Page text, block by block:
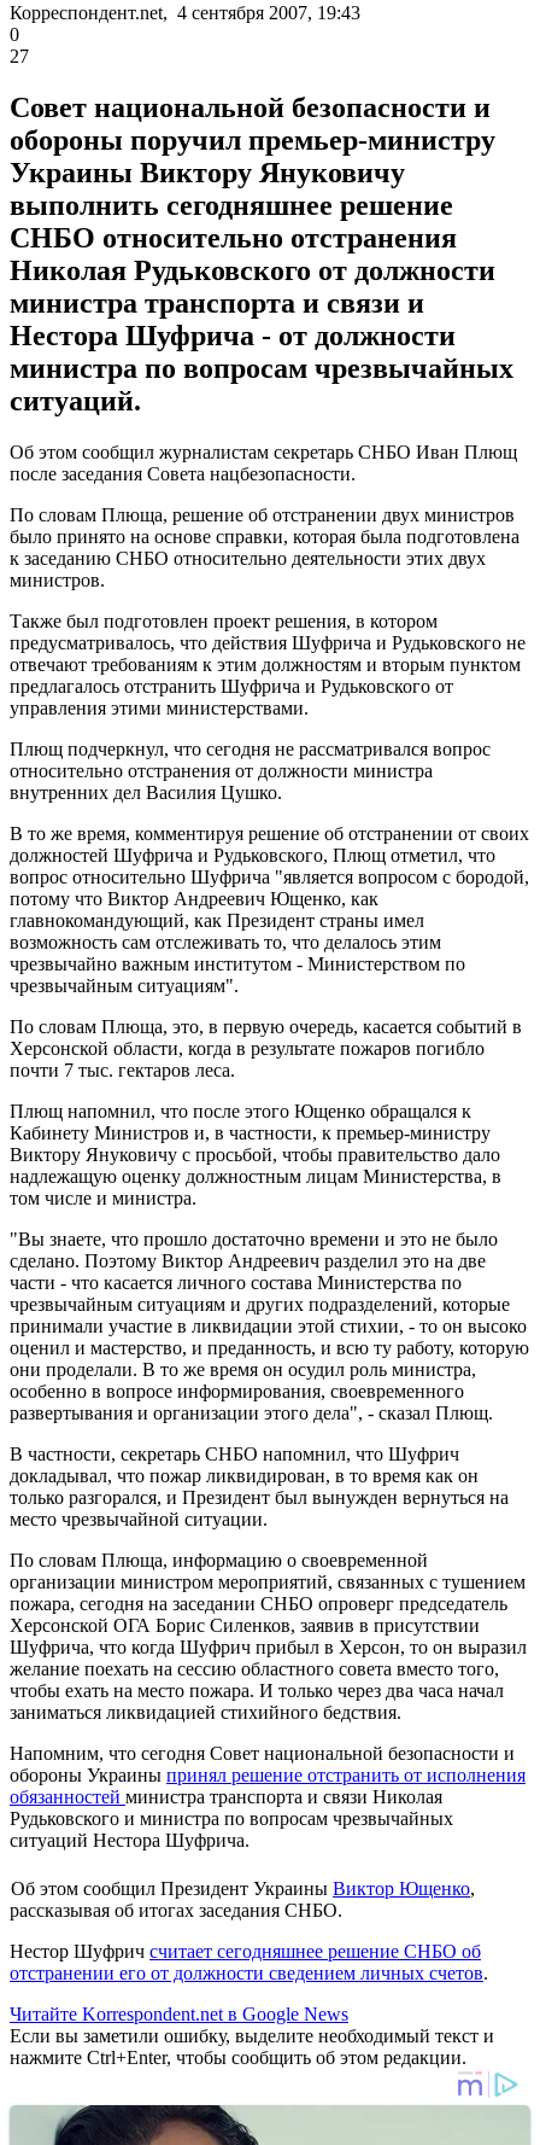
Корреспондент.net, 4 сентября 2007, 19:43
0
27
Совет национальной безопасности и
обороны поручил премьер-министру
Украины Виктору Януковичу
выполнить сегодняшнее решение
СНБО относительно отстранения
Николая Рудьковского от должности
министра транспорта и связи и
Нестора Шуфрича - от должности
министра по вопросам чрезвычайных
ситуаций.
Об этом сообщил журналистам секретарь СНБО Иван Плющ
после заседания Совета нацбезопасности.
По словам Плюща, решение об отстранении двух министров
было принято на основе справки, которая была подготовлена
к заседанию СНБО относительно деятельности этих двух
министров.
Также был подготовлен проект решения, в котором
предусматривалось, что действия Шуфрича и Рудьковского не
отвечают требованиям к этим должностям и вторым пунктом
предлагалось отстранить Шуфрича и Рудьковского от
управления этими министерствами.
Плющ подчеркнул, что сегодня не рассматривался вопрос
относительно отстранения от должности министра
внутренних дел Василия Цушко.
В то же время, комментируя решение об отстранении от своих
должностей Шуфрича и Рудьковского, Плющ отметил, что
вопрос относительно Шуфрича "является вопросом с бородой,
потому что Виктор Андреевич Ющенко, как
главнокомандующий, как Президент страны имел
возможность сам отслеживать то, что делалось этим
чрезвычайно важным институтом - Министерством по
чрезвычайным ситуациям".
По словам Плюща, это, в первую очередь, касается событий в
Херсонской области, когда в результате пожаров погибло
почти 7 тыс. гектаров леса.
Плющ напомнил, что после этого Ющенко обращался к
Кабинету Министров и, в частности, к премьер-министру
Виктору Януковичу с просьбой, чтобы правительство дало
надлежащую оценку должностным лицам Министерства, в
том числе и министра.
"Вы знаете, что прошло достаточно времени и это не было
сделано. Поэтому Виктор Андреевич разделил это на две
части - что касается личного состава Министерства по
чрезвычайным ситуациям и других подразделений, которые
принимали участие в ликвидации этой стихии, - то он высоко
оценил и мастерство, и преданность, и всю ту работу, которую
они проделали. В то же время он осудил роль министра,
особенно в вопросе информирования, своевременного
развертывания и организации этого дела", - сказал Плющ.
В частности, секретарь СНБО напомнил, что Шуфрич
докладывал, что пожар ликвидирован, в то время как он
только разгорался, и Президент был вынужден вернуться на
место чрезвычайной ситуации.
По словам Плюща, информацию о своевременной
организации министром мероприятий, связанных с тушением
пожара, сегодня на заседании СНБО опроверг председатель
Херсонской ОГА Борис Силенков, заявив в присутствии
Шуфрича, что когда Шуфрич прибыл в Херсон, то он выразил
желание поехать на сессию областного совета вместо того,
чтобы ехать на место пожара. И только через два часа начал
заниматься ликвидацией стихийного бедствия.
Напомним, что сегодня Совет национальной безопасности и
обороны Украины принял решение отстранить от исполнения
обязанностей министра транспорта и связи Николая
Рудьковского и министра по вопросам чрезвычайных
ситуаций Нестора Шуфрича.
Об этом сообщил Президент Украины Виктор Ющенко,
рассказывая об итогах заседания СНБО.
Нестор Шуфрич считает сегодняшнее решение СНБО об
отстранении его от должности сведением личных счетов.
Читайте Korrespondent.net в Google News
Если вы заметили ошибку, выделите необходимый текст и
нажмите Ctrl+Enter, чтобы сообщить об этом редакции.